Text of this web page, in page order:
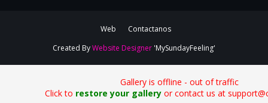
Web
Contactanos
Created ByWebsite Designer 'MySundayFeeling'
Gallery is offline - out of traffic
Click to restore your galleryor contact us at